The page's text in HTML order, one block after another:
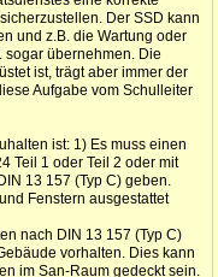
Der SSD kann
und z.B. die Wartung oder
sogar übernehmen. Die
ist, trägt aber immer der
Aufgabe vom Schulleiter
ist: 1) Es muss einen
Teil 1 oder Teil 2 oder mit
13 157 (Typ C) geben.
Fenstern ausgestattet
nach DIN 13 157 (Typ C)
vorhalten. Dies kann
im San-Raum gedeckt sein.